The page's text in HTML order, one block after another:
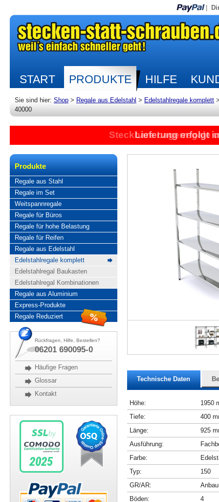
START PRODUKTE HILFE
Sie sind hier: Shop > Regale aus Edelstahl > Edelstahlregale komplett
40000
Steckbare Lagerregale
Lieferung erfolgt
Produkte
Regale aus Stahl
Regale im Set
Weitspannregale
Regale für Büros
Regale für hohe Belastung
Regale für Reifen
Regale aus Edelstahl
Edelstahlregale komplett
Edelstahlregal Baukasten
Edelstahlregal Kombinationen
Regale aus Aluminium
Express-Produkte
Regale Reduziert
Rückfragen, Hilfe, Bestellen?
06201 690095-0
Häufige Fragen
Glossar
Kontakt
Technische Daten
Höhe:
1950
Tiefe:
400
Länge:
925
Ausführung:
Farbe:
Typ:
150
GR/AR:
Böden:
4